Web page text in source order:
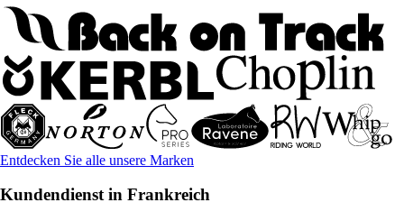
Entdecken Sie alle unsere Marken
Kundendienst in Frankreich